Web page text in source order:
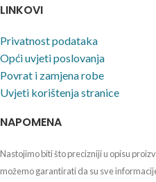
LINKOVI
Privatnost podataka
Opći uvjeti poslovanja
Povrat i zamjena robe
Uvjeti korištenja stranice
NAPOMENA
Nastojimo biti što precizniji u opisu
možemo garantirati da su sve